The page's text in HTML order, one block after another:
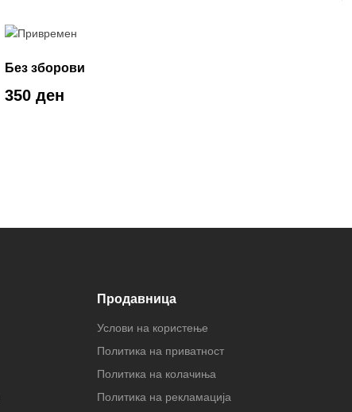
Без зборови
350 ден
Продавница
Услови на користење
Политика на приватност
Политика на колачиња
Политика на рекламација